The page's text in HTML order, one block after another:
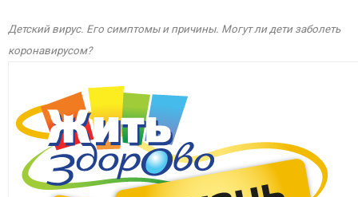
Детский вирус. Его симптомы и причины. Могут ли дети заболеть
коронавирусом?